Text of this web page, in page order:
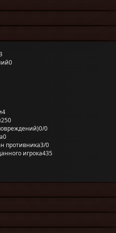
0
4
250
0/0
0
противника3/0
игрока435